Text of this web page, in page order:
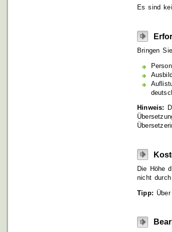
Es sind
Bringen
Hinweis:
Die Höhe
nicht
Tipp: